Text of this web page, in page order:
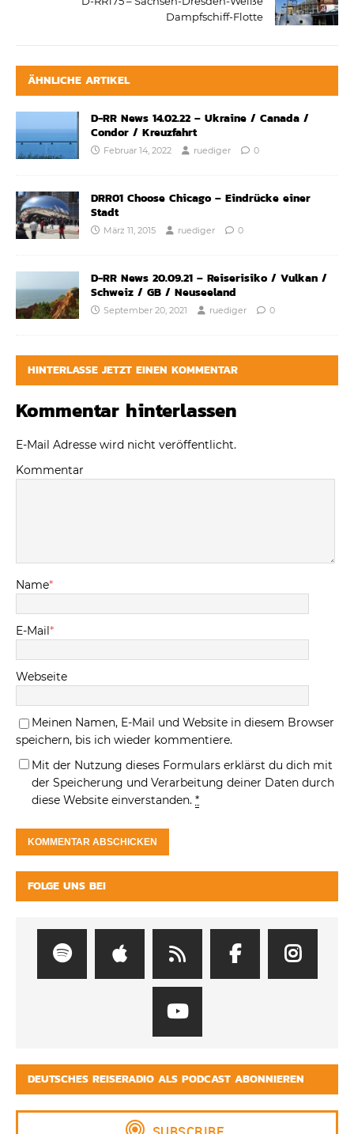
Dampfschiff-Flotte
ÄHNLICHE ARTIKEL
D-RR News 14.02.22 – Ukraine / Canada /
Condor / Kreuzfahrt
Februar 14, 2022 ruediger 0
DRR01 Choose Chicago – Eindrücke einer
Stadt
März 11, 2015 ruediger 0
D-RR News 20.09.21 – Reiserisiko / Vulkan /
Schweiz / GB / Neuseeland
September 20, 2021 ruediger 0
HINTERLASSE JETZT EINEN KOMMENTAR
Kommentar hinterlassen
E-Mail Adresse wird nicht veröffentlicht.
Kommentar
Name*
E-Mail*
Webseite
Meinen Namen, E-Mail und Website in diesem Browser
speichern, bis ich wieder kommentiere.
Mit der Nutzung dieses Formulars erklärst du dich mit
der Speicherung und Verarbeitung deiner Daten durch
diese Website einverstanden. *
FOLGE UNS BEI
DEUTSCHES REISERADIO ALS PODCAST ABONNIEREN